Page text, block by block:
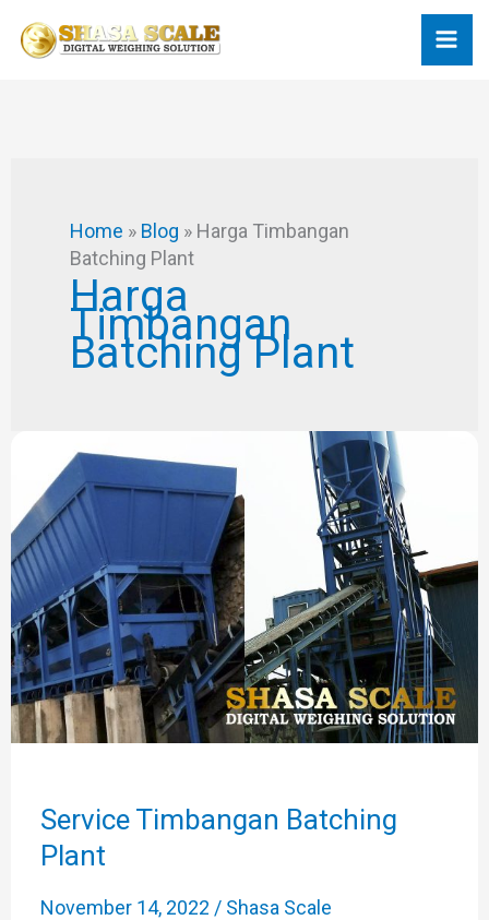
Home » Blog » Harga Timbangan
Batching Plant
Harga
Timbangan
Batching Plant
Service Timbangan Batching
Plant
November 14, 2022 / Shasa Scale
Timbangan
Batching
Plant